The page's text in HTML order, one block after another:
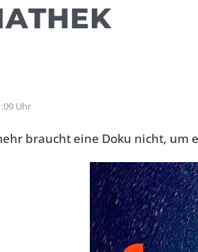
Uhr
braucht eine Doku nicht, um